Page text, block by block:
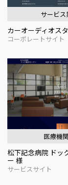
サービス
カーオーディオス
コーポレートサイト
医療機関
松下記念病院 ドッ
ー 様
サービスサイト